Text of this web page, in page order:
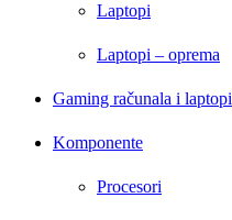
Laptopi
Laptopi – oprema
Gaming računala i laptopi
Komponente
Procesori